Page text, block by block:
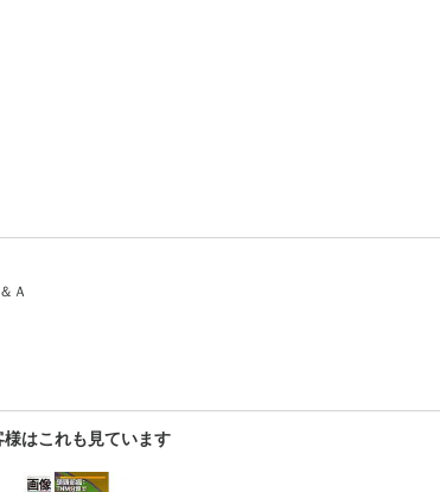
Ａ
はこれも見ています